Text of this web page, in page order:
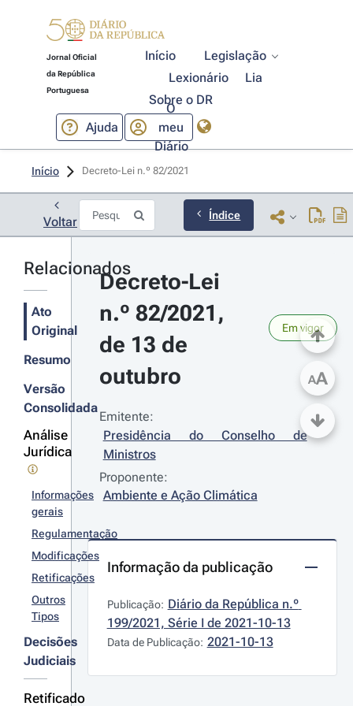
Jornal Oficial
da República
Portuguesa
Início
Legislação
Lexionário
Lia
Sobre o DR
Ajuda
O
meu
Diário
Início Decreto-Lei n.º 82/2021
Voltar Índice
Relacionados
Ato
Original
Resumo
Versão
Consolidada
Análise
Jurídica
Informações
gerais
Regulamentação
Modificações
Retificações
Outros
Tipos
Decisões
Judiciais
Retificado
Decreto-Lei
n.º 82/2021,
de 13 de
outubro
Em vigor
Emitente:
Presidência do Conselho de
Ministros
Proponente:
Ambiente e Ação Climática
Informação da publicação
Publicação: Diário da República n.º
199/2021, Série I de 2021-10-13
Data de Publicação: 2021-10-13
AA